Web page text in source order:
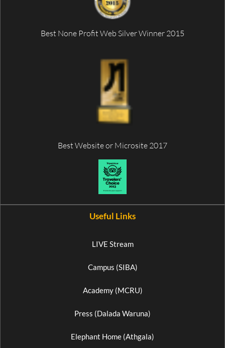
Best None Profit Web Silver Winner 2015
Best Website or Microsite 2017
Useful Links
LIVE Stream
Campus (SIBA)
Academy (MCRU)
Press (Dalada Waruna)
Elephant Home (Athgala)